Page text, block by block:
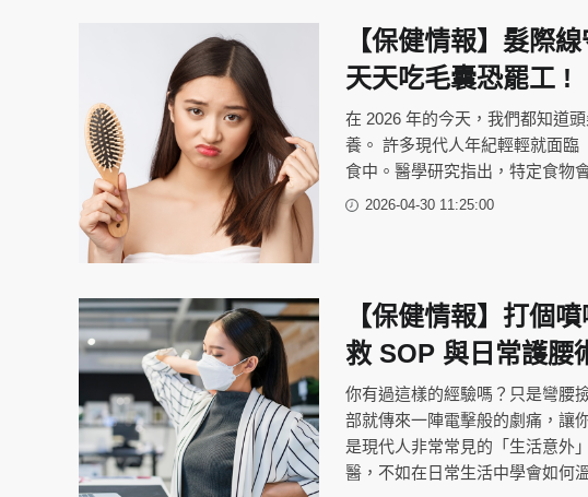
【保健情報】髮際
天天吃毛囊恐罷工 !
在 2026 年的今天，我們都知道
養。 許多現代人年紀輕輕就面臨
食中。醫學研究指出，特定食物
2026-04-30 11:25:00
【保健情報】打個
救 SOP 與日常護腰
你有過這樣的經驗嗎？只是彎腰
部就傳來一陣電擊般的劇痛，讓
是現代人非常常見的「生活意外
醫，不如在日常生活中學會如何